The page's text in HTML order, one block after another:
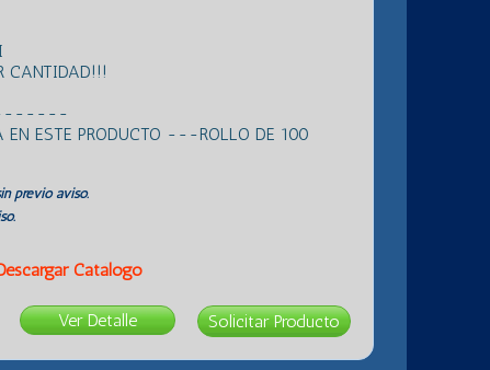
CANTIDAD!!!
EN ESTE PRODUCTO ---ROLLO DE 100
previo aviso.
Catálogo
Ver Detalle